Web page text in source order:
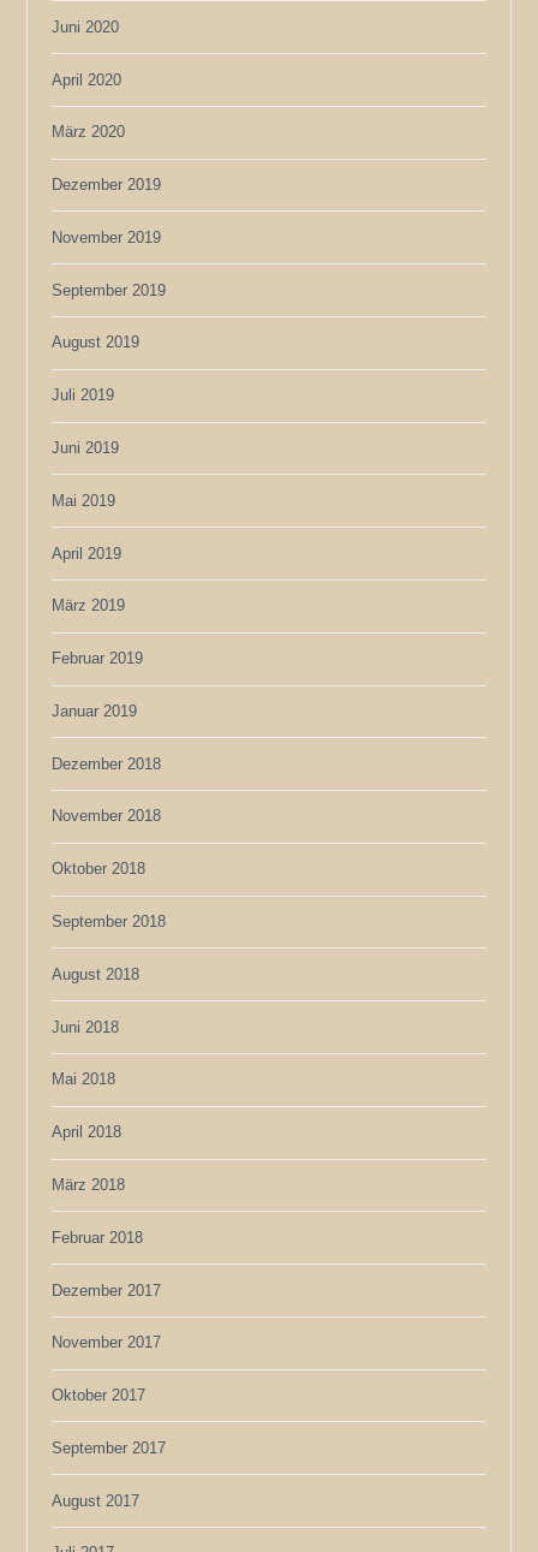
Juni 2020
April 2020
März 2020
Dezember 2019
November 2019
September 2019
August 2019
Juli 2019
Juni 2019
Mai 2019
April 2019
März 2019
Februar 2019
Januar 2019
Dezember 2018
November 2018
Oktober 2018
September 2018
August 2018
Juni 2018
Mai 2018
April 2018
März 2018
Februar 2018
Dezember 2017
November 2017
Oktober 2017
September 2017
August 2017